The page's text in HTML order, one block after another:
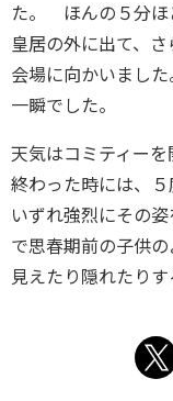
た。 ほんの５分ほ
皇居の外に出て、
会場に向かいまし
一瞬でした。
天気はコミティー
終わった時には、５
いずれ強烈にその
で思春期前の子供の
見えたり隠れたりす